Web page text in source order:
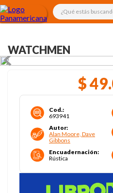
¿Qué estás
WATCHMEN
$49.
Cod.:
693941
Autor:
Alan Moore, Dave
Gibbons
Encuadernación:
Rústica